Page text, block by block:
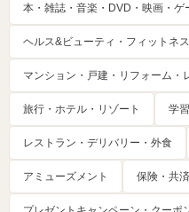
本・雑誌・音楽・DVD・映画・ゲ
ヘルス&ビューティ・フィットネス
マンション・戸建・リフォーム・
旅行・ホテル・リゾート 学
レストラン・デリバリー・外食
アミューズメント 保険・共